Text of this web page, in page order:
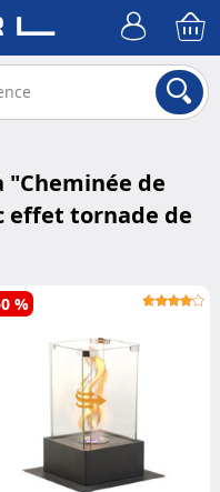
"Cheminée de
effet tornade de
%